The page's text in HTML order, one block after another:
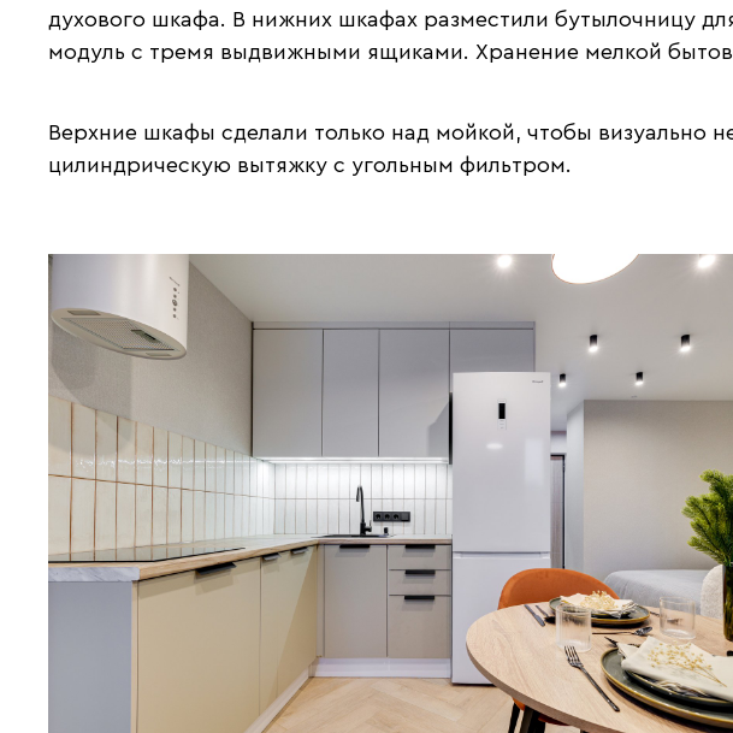
духового шкафа. В нижних шкафах разместили бутылочницу
модуль с тремя выдвижными ящиками. Хранение мелкой
Верхние шкафы сделали только над мойкой, чтобы визуально
цилиндрическую вытяжку с угольным фильтром.